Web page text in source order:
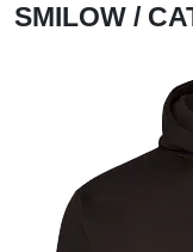
SMILOW /